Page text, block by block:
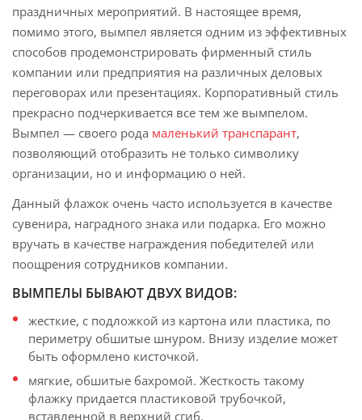
праздничных мероприятий. В настоящее время,
помимо этого, вымпел является одним из эффективных
способов продемонстрировать фирменный стиль
компании или предприятия на различных деловых
переговорах или презентациях. Корпоративный стиль
прекрасно подчеркивается все тем же вымпелом.
Вымпел — своего рода маленький транспарант,
позволяющий отобразить не только символику
организации, но и информацию о ней.
Данный флажок очень часто используется в качестве
сувенира, наградного знака или подарка. Его можно
вручать в качестве награждения победителей или
поощрения сотрудников компании.
ВЫМПЕЛЫ БЫВАЮТ ДВУХ ВИДОВ:
жесткие, с подложкой из картона или пластика, по
периметру обшитые шнуром. Внизу изделие может
быть оформлено кисточкой.
мягкие, обшитые бахромой. Жесткость такому
флажку придается пластиковой трубочкой,
вставленной в верхний сгиб.